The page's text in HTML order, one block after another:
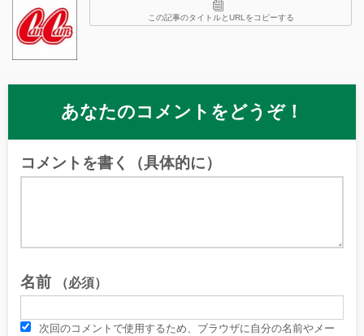
この記事のタイトルとURLをコピーする
あなたのコメントをどうぞ！
コメントを書く（具体的に）
名前 （必須）
次回のコメントで使用するため、ブラウザに自分の名前やメー